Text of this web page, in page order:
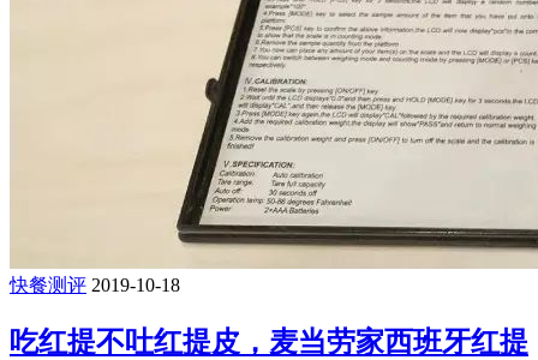
快餐测评 2019-10-18
吃红提不吐红提皮，麦当劳家西班牙红提